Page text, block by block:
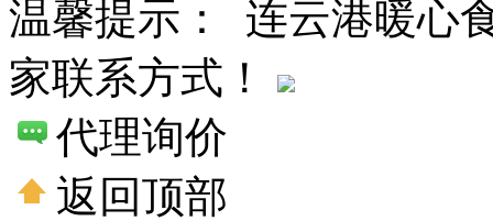
温馨提示： 连云港暖心
家联系方式！
代理询价
返回顶部